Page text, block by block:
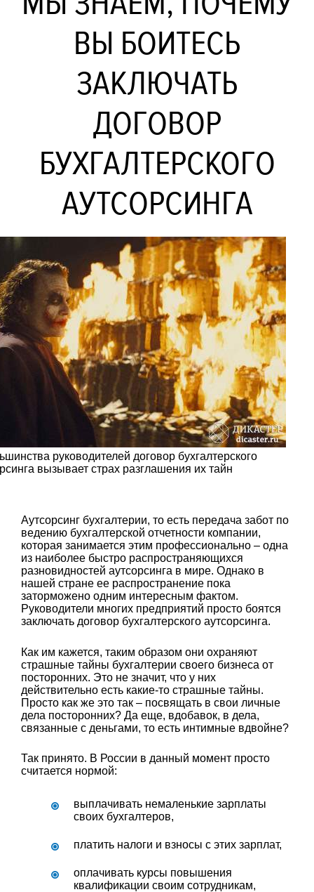
ВЫ БОИТЕСЬ
ЗАКЛЮЧАТЬ
ДОГОВОР
БУХГАЛТЕРСКОГО
АУТСОРСИНГА
руководителей договор бухгалтерского
вызывает страх разглашения их тайн
Аутсорсинг бухгалтерии, то есть передача забот по
ведению бухгалтерской отчетности компании,
которая занимается этим профессионально – одна
из наиболее быстро распространяющихся
разновидностей аутсорсинга в мире. Однако в
нашей стране ее распространение пока
заторможено одним интересным фактом.
Руководители многих предприятий просто боятся
заключать договор бухгалтерского аутсорсинга.
Как им кажется, таким образом они охраняют
страшные тайны бухгалтерии своего бизнеса от
посторонних. Это не значит, что у них
действительно есть какие-то страшные тайны.
Просто как же это так – посвящать в свои личные
дела посторонних? Да еще, вдобавок, в дела,
связанные с деньгами, то есть интимные вдвойне?
Так принято. В России в данный момент просто
считается нормой:
выплачивать немаленькие зарплаты
своих бухгалтеров,
платить налоги и взносы с этих зарплат,
оплачивать курсы повышения
квалификации своим сотрудникам,